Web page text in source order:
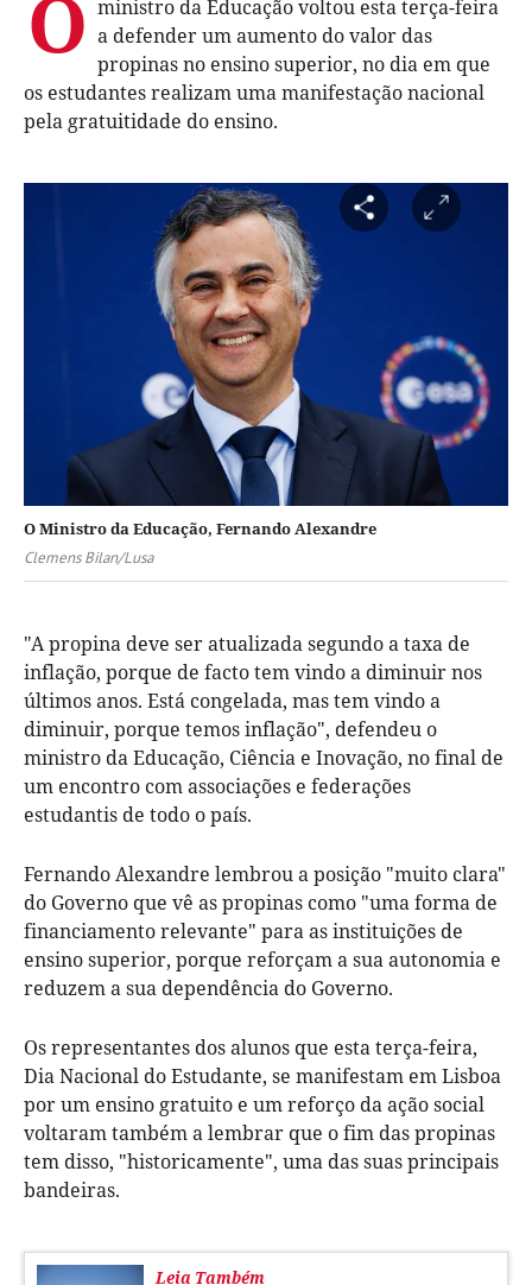
O ministro da Educação voltou esta terça-feira
a defender um aumento do valor das
propinas no ensino superior, no dia em que
os estudantes realizam uma manifestação nacional
pela gratuitidade do ensino.
O Ministro da Educação, Fernando Alexandre
Clemens Bilan/Lusa
"A propina deve ser atualizada segundo a taxa de
inflação, porque de facto tem vindo a diminuir nos
últimos anos. Está congelada, mas tem vindo a
diminuir, porque temos inflação", defendeu o
ministro da Educação, Ciência e Inovação, no final de
um encontro com associações e federações
estudantis de todo o país.
Fernando Alexandre lembrou a posição "muito clara"
do Governo que vê as propinas como "uma forma de
financiamento relevante" para as instituições de
ensino superior, porque reforçam a sua autonomia e
reduzem a sua dependência do Governo.
Os representantes dos alunos que esta terça-feira,
Dia Nacional do Estudante, se manifestam em Lisboa
por um ensino gratuito e um reforço da ação social
voltaram também a lembrar que o fim das propinas
tem disso, "historicamente", uma das suas principais
bandeiras.
Leia Também